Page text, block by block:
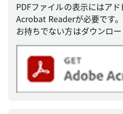
PDFファイルの表示にはア
Acrobat Readerが必要です。
お持ちでない方はダウンロー